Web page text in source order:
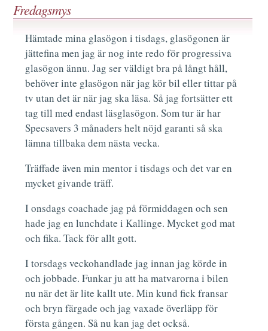
Fredagsmys
Hämtade mina glasögon i tisdags, glasögonen är
jättefina men jag är nog inte redo för progressiva
glasögon ännu. Jag ser väldigt bra på långt håll,
behöver inte glasögon när jag kör bil eller tittar på
tv utan det är när jag ska läsa. Så jag fortsätter ett
tag till med endast läsglasögon. Som tur är har
Specsavers 3 månaders helt nöjd garanti så ska
lämna tillbaka dem nästa vecka.
Träffade även min mentor i tisdags och det var en
mycket givande träff.
I onsdags coachade jag på förmiddagen och sen
hade jag en lunchdate i Kallinge. Mycket god mat
och fika. Tack för allt gott.
I torsdags veckohandlade jag innan jag körde in
och jobbade. Funkar ju att ha matvarorna i bilen
nu när det är lite kallt ute. Min kund fick fransar
och bryn färgade och jag vaxade överläpp för
första gången. Så nu kan jag det också.